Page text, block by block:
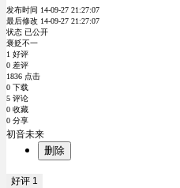
发布时间 14-09-27 21:27:07
最后修改 14-09-27 21:27:07
状态 已公开
褒贬不一
1 好评
0 差评
1836 点击
0 下载
5 评论
0 收藏
0 分享
初音未来
删除
好评 1